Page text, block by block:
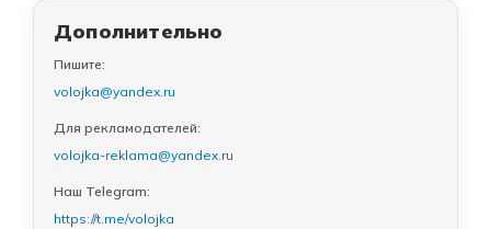
Дополнительно
Пишите:
volojka@yandex.ru
Для рекламодателей:
volojka-reklama@yandex.ru
Наш Telegram:
https://t.me/volojka